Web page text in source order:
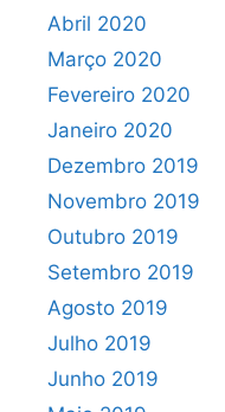
Abril 2020
Março 2020
Fevereiro 2020
Janeiro 2020
Dezembro 2019
Novembro 2019
Outubro 2019
Setembro 2019
Agosto 2019
Julho 2019
Junho 2019